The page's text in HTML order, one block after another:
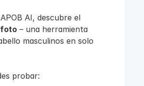
¿Quieres cambiar tu look sin correr riesgos? Gracias a APOB AI, descubre el
foto – una herramienta
masculinos en solo
probar: